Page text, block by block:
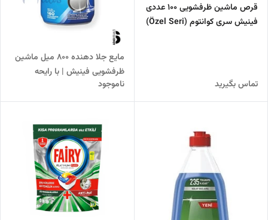
قرص ماشین ظرفشویی 100 عددی
فینیش سری کوانتوم (Özel Seri)
تماس بگیرید
مایع جلا دهنده 800 میل ماشین
ظرفشویی فینیش | با رایحه
کلاسیک
ناموجود